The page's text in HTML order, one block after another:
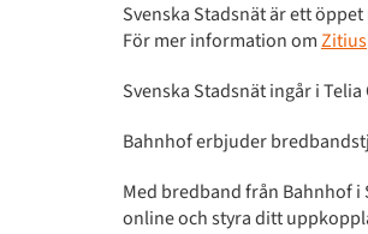
Svenska Stadsnät är ett
För mer information omZitius
Svenska Stadsnät ingår i
Bahnhof erbjuder
Med bredband från Bahnhof
online och styra ditt